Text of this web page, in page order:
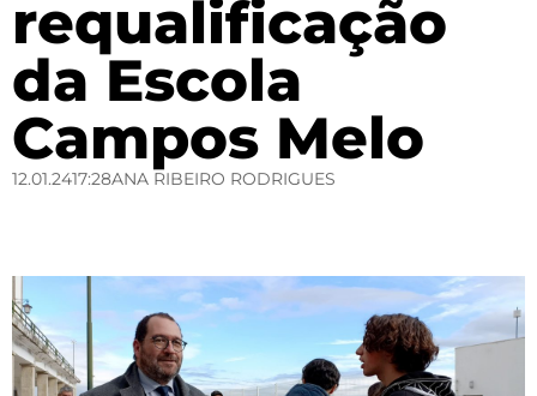
requalificação
da Escola
Campos Melo
12.01.2417:28ANA RIBEIRO RODRIGUES